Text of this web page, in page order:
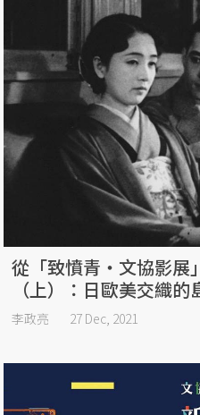
從「致憤青・文協影展
（上）：日歐美交織的
李政亮 27 Dec, 2021